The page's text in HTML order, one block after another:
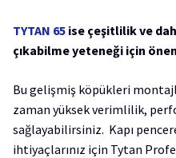
TYTAN 65 ise çeşitlilik ve
çıkabilme yeteneği için
Bu gelişmiş köpükleri
zaman yüksek verimlilik,
sağlayabilirsiniz. Kapı
ihtiyaçlarınız için Tytan